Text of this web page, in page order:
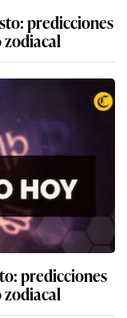
predicciones
predicciones